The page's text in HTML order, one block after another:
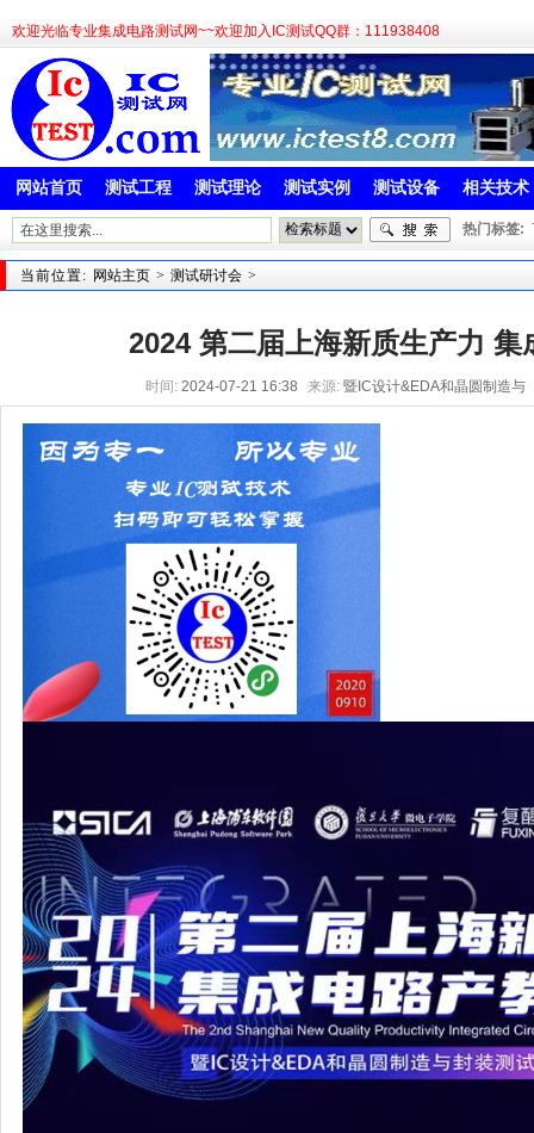
欢迎光临专业集成电路测试网~~欢迎加入IC测试QQ群：111938408
网站首页 测试工程 测试理论 测试实例 测试设备 相关技术
热门标签:
当前位置: 网站主页 > 测试研讨会 >
2024 第二届上海新质生产力 集
时间: 2024-07-21 16:38 来源: 暨IC设计&EDA和晶圆制造与